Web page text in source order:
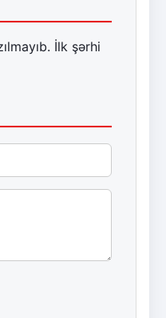
İlk şərhi